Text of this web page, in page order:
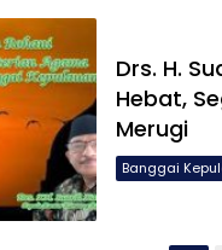
Drs. H.
Hebat,
Merugi
Banggai